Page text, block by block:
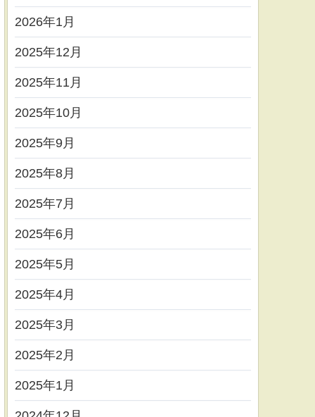
2026年1月
2025年12月
2025年11月
2025年10月
2025年9月
2025年8月
2025年7月
2025年6月
2025年5月
2025年4月
2025年3月
2025年2月
2025年1月